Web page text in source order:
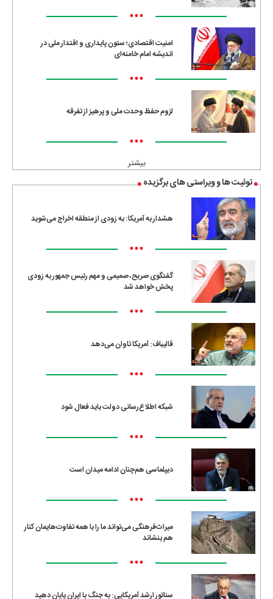
•••
امنیت اقتصادی؛ ستون پایداری و اقتدار ملی در
اندیشه امام خامنه‌ای
•••
لزوم حفظ وحدت ملی و پرهیز از تفرقه
•••
بیشتر
توئیت ها و ویراستی های برگزیده
هشدار به آمریکا: به زودی از منطقه اخراج می‌شوید
•••
گفتگوی صریح، صمیمی و مهم رئیس جمهور به زودی
پخش خواهد شد
•••
قالیباف: آمریکا تاوان می‌دهد
•••
شبکه اطلاع‌رسانی دولت باید فعال شود
•••
دیپلماسی هم‌چنان ادامه میدان است
•••
میراث‌فرهنگی می‌تواند ما را با همه تفاوت‌هایمان کنار
هم بنشاند
•••
سناتور ارشد آمریکایی: به جنگ با ایران پایان دهید